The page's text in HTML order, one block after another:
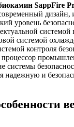
SappFire
уровень
системой
системой
контроля
системы
надежную и